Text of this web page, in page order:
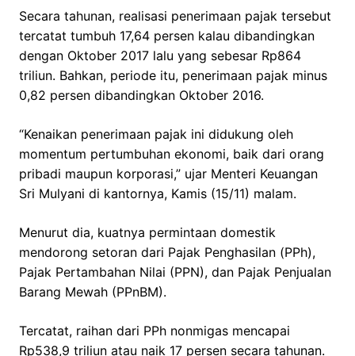
Secara tahunan, realisasi penerimaan pajak tersebut
tercatat tumbuh 17,64 persen kalau dibandingkan
dengan Oktober 2017 lalu yang sebesar Rp864
triliun. Bahkan, periode itu, penerimaan pajak minus
0,82 persen dibandingkan Oktober 2016.
“Kenaikan penerimaan pajak ini didukung oleh
momentum pertumbuhan ekonomi, baik dari orang
pribadi maupun korporasi,” ujar Menteri Keuangan
Sri Mulyani di kantornya, Kamis (15/11) malam.
Menurut dia, kuatnya permintaan domestik
mendorong setoran dari Pajak Penghasilan (PPh),
Pajak Pertambahan Nilai (PPN), dan Pajak Penjualan
Barang Mewah (PPnBM).
Tercatat, raihan dari PPh nonmigas mencapai
Rp538,9 triliun atau naik 17 persen secara tahunan.